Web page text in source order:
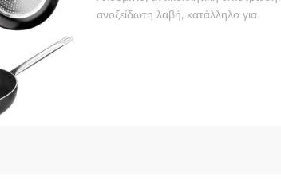
ανοξείδωτη λαβή, κατάλληλο για